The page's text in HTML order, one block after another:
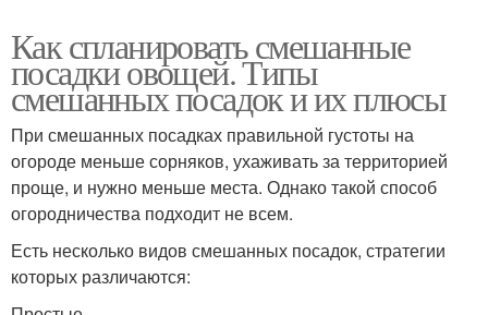
Как спланировать смешанные
посадки овощей. Типы
смешанных посадок и их плюсы
При смешанных посадках правильной густоты на
огороде меньше сорняков, ухаживать за территорией
проще, и нужно меньше места. Однако такой способ
огородничества подходит не всем.
Есть несколько видов смешанных посадок, стратегии
которых различаются: